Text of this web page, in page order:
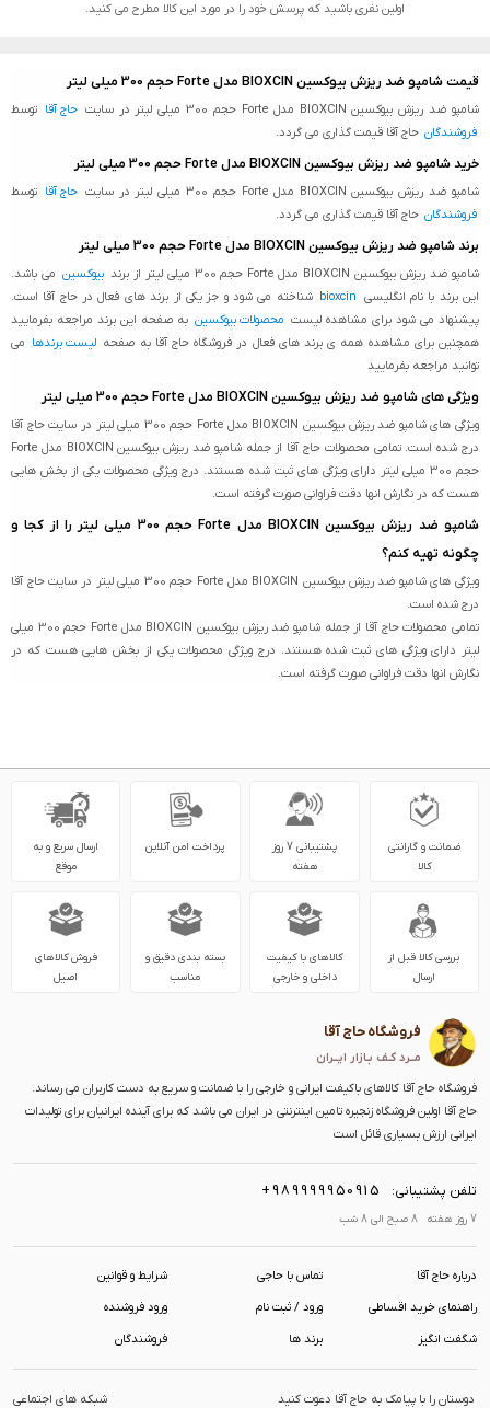
اولین نفری باشید که پرسش خود را در مورد این کالا مطرح می کنید.
قیمت شامپو ضد ریزش بیوکسین BIOXCIN مدل Forte حجم 300 میلی لیتر
شامپو ضد ریزش بیوکسین BIOXCIN مدل Forte حجم 300 میلی لیتر در سایت حاج آقا توسط
فروشندگان حاج آقا قیمت گذاری می گردد.
خرید شامپو ضد ریزش بیوکسین BIOXCIN مدل Forte حجم 300 میلی لیتر
شامپو ضد ریزش بیوکسین BIOXCIN مدل Forte حجم 300 میلی لیتر در سایت حاج آقا توسط
فروشندگان حاج آقا قیمت گذاری می گردد.
برند شامپو ضد ریزش بیوکسین BIOXCIN مدل Forte حجم 300 میلی لیتر
شامپو ضد ریزش بیوکسین BIOXCIN مدل Forte حجم 300 میلی لیتر از برند بیوکسین می باشد.
این برند با نام انگلیسی bioxcin شناخته می شود و جز یکی از برند های فعال در حاج آقا است.
پیشنهاد می شود برای مشاهده لیست محصولات بیوکسین به صفحه این برند مراجعه بفرمایید
همچنین برای مشاهده همه ی برند های فعال در فروشگاه حاج آقا به صفحه لیست برندها می
توانید مراجعه بفرمایید
ویژگی های شامپو ضد ریزش بیوکسین BIOXCIN مدل Forte حجم 300 میلی لیتر
ویژگی های شامپو ضد ریزش بیوکسین BIOXCIN مدل Forte حجم 300 میلی لیتر در سایت حاج آقا
درج شده است. تمامی محصولات حاج آقا از جمله شامپو ضد ریزش بیوکسین BIOXCIN مدل Forte
حجم 300 میلی لیتر دارای ویژگی های ثبت شده هستند. درج ویژگی محصولات یکی از بخش هایی
هست که در نگارش انها دقت فراوانی صورت گرفته است.
شامپو ضد ریزش بیوکسین BIOXCIN مدل Forte حجم 300 میلی لیتر را از کجا و
چگونه تهیه کنم؟
ویژگی های شامپو ضد ریزش بیوکسین BIOXCIN مدل Forte حجم 300 میلی لیتر در سایت حاج آقا
درج شده است.
تمامی محصولات حاج آقا از جمله شامپو ضد ریزش بیوکسین BIOXCIN مدل Forte حجم 300 میلی
لیتر دارای ویژگی های ثبت شده هستند. درج ویژگی محصولات یکی از بخش هایی هست که در
نگارش انها دقت فراوانی صورت گرفته است.
ضمانت و گارانتی
کالا
پشتیبانی 7 روز
هفته
پرداخت امن آنلاین
ارسال سریع و به
موقع
بررسی کالا قبل از
ارسال
کالاهای با کیفیت
داخلی و خارجی
بسته بندی دقیق و
مناسب
فروش کالاهای
اصیل
فروشگاه حاج آقا
مــرد کـف بـازار ایــران
فروشگاه حاج آقا کالاهای باکیفت ایرانی و خارجی را با ضمانت و سریع به دست کاربران می رساند.
حاج آقا اولین فروشگاه زنجیره تامین اینترنتی در ایران می باشد که برای آینده ایرانیان برای تولیدات
ایرانی ارزش بسیاری قائل است
تلفن پشتیبانی: +989999950915
7 روز هفته 8 صبح الی 8 شب
درباره حاج آقا تماس با حاجی شرایط و قوانین
راهنمای خرید اقساطی ورود / ثبت نام ورود فروشنده
شگفت انگیز برند ها فروشندگان
دوستان را با پیامک به حاج آقا دعوت کنید شبکه های اجتماعی